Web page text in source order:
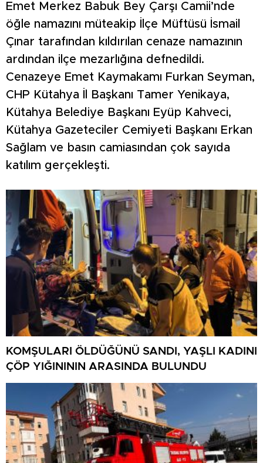
Emet Merkez Babuk Bey Çarşı Camii’nde
öğle namazını müteakip İlçe Müftüsü İsmail
Çınar tarafından kıldırılan cenaze namazının
ardından ilçe mezarlığına defnedildi.
Cenazeye Emet Kaymakamı Furkan Seyman,
CHP Kütahya İl Başkanı Tamer Yenikaya,
Kütahya Belediye Başkanı Eyüp Kahveci,
Kütahya Gazeteciler Cemiyeti Başkanı Erkan
Sağlam ve basın camiasından çok sayıda
katılım gerçekleşti.
KOMŞULARI ÖLDÜĞÜNÜ SANDI, YAŞLI KADINI
ÇÖP YIĞINININ ARASINDA BULUNDU